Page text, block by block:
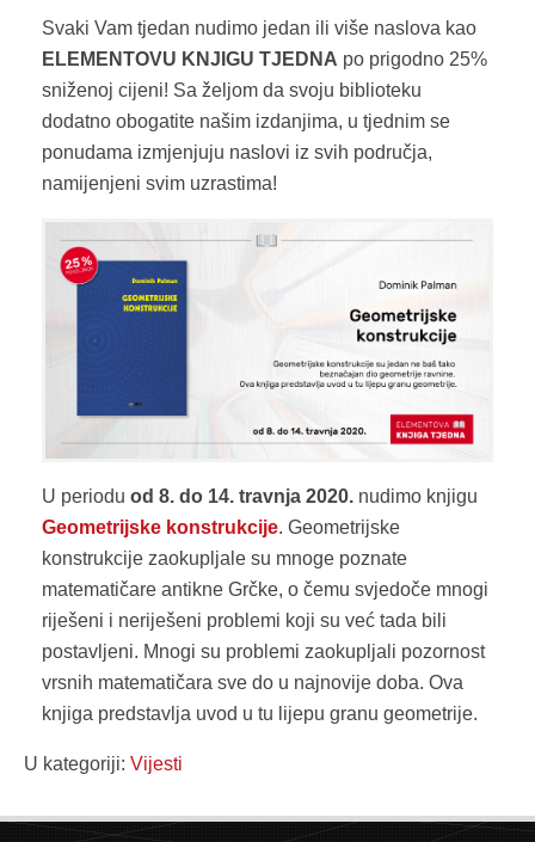
Svaki Vam tjedan nudimo jedan ili više naslova kao
ELEMENTOVU KNJIGU TJEDNA po prigodno 25%
sniženoj cijeni! Sa željom da svoju biblioteku
dodatno obogatite našim izdanjima, u tjednim se
ponudama izmjenjuju naslovi iz svih područja,
namijenjeni svim uzrastima!
U periodu od 8. do 14. travnja 2020. nudimo knjigu
Geometrijske konstrukcije. Geometrijske
konstrukcije zaokupljale su mnoge poznate
matematičare antikne Grčke, o čemu svjedoče mnogi
riješeni i neriješeni problemi koji su već tada bili
postavljeni. Mnogi su problemi zaokupljali pozornost
vrsnih matematičara sve do u najnovije doba. Ova
knjiga predstavlja uvod u tu lijepu granu geometrije.
U kategoriji: Vijesti